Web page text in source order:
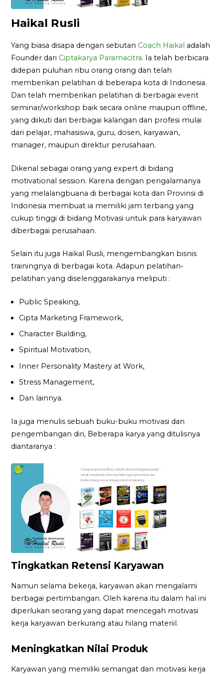
Haikal Rusli
Yang biasa disapa dengan sebutan Coach Haikal adalah
Founder dari Ciptakarya Paramacitra. Ia telah berbicara
didepan puluhan ribu orang orang dan telah
memberikan pelatihan di beberapa kota di Indonesia.
Dan telah memberikan pelatihan di berbagai event
seminar/workshop baik secara online maupun offline,
yang diikuti dari berbagai kalangan dan profesi mulai
dari pelajar, mahasiswa, guru, dosen, karyawan,
manager, maupun direktur perusahaan.
Dikenal sebagai orang yang expert di bidang
motivational session. Karena dengan pengalamanya
yang melalangbuana di berbagai kota dan Provinsi di
Indonesia membuat ia memiliki jam terbang yang
cukup tinggi di bidang Motivasi untuk para karyawan
diberbagai perusahaan.
Selain itu juga Haikal Rusli, mengembangkan bisnis
trainingnya di berbagai kota. Adapun pelatihan-
pelatihan yang diselenggarakanya meliputi :
Public Speaking,
Cipta Marketing Framework,
Character Building,
Spiritual Motivation,
Inner Personality Mastery at Work,
Stress Management,
Dan lainnya.
Ia juga menulis sebuah buku-buku motivasi dan
pengembangan diri, Beberapa karya yang ditulisnya
diantaranya :
Tingkatkan Retensi Karyawan
Namun selama bekerja, karyawan akan mengalami
berbagai pertimbangan. Oleh karena itu dalam hal ini
diperlukan seorang yang dapat mencegah motivasi
kerja karyawan berkurang atau hilang materiil.
Meningkatkan Nilai Produk
Karyawan yang memiliki semangat dan motivasi kerja